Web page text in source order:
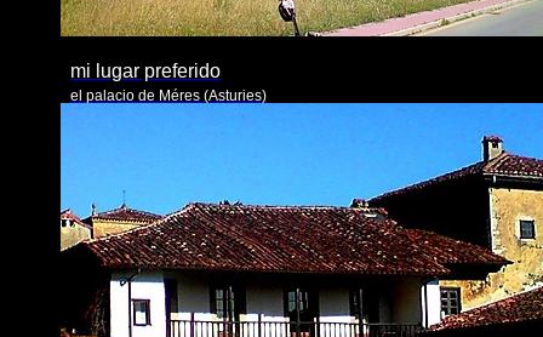
mi lugar preferido
el palacio de Méres (Asturies)